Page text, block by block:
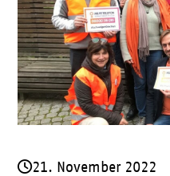
21. November 2022